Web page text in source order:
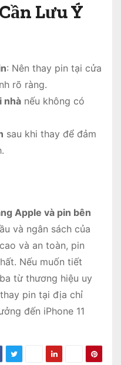
Lưu Ý
: Nên thay pin tại cửa
rõ ràng.
nhà nếu không có
sau khi thay để đảm
Apple và pin bên
và ngân sách của
và an toàn, pin
Nếu muốn tiết
từ thương hiệu uy
pin tại địa chỉ
đến iPhone 11